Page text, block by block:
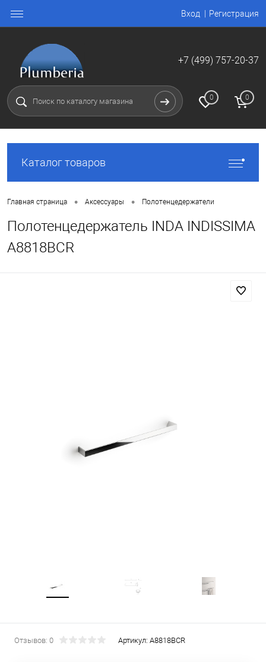
Вход Регистрация
+7 (499) 757-20-37
0 0
Каталог товаров
Главная страница • Аксессуары • Полотенцедержатели
Полотенцедержатель INDA INDISSIMA
A8818BCR
Отзывов: 0 Артикул: A8818BCR